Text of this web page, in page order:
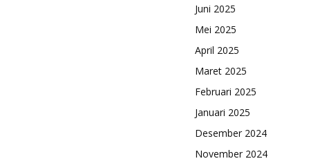
Juni 2025
Mei 2025
April 2025
Maret 2025
Februari 2025
Januari 2025
Desember 2024
November 2024